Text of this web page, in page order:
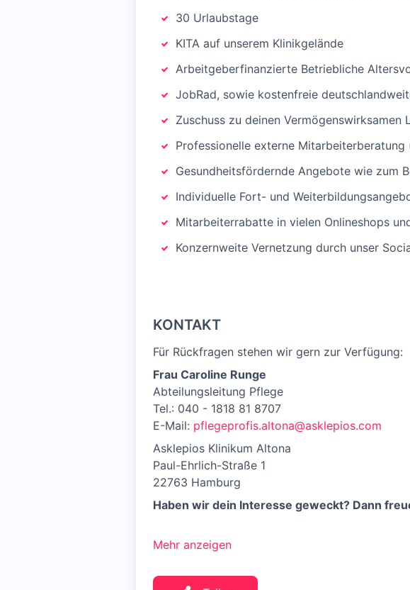
30 Urlaubstage
KITA auf unserem Klinikgelände
Arbeitgeberfinanzierte Betriebliche
JobRad, sowie kostenfreie
Zuschuss zu deinen Vermögenswirksamen
Professionelle externe Mitarbeiterberatung
Gesundheitsfördernde Angebote wie zum
Individuelle Fort- und
Mitarbeiterrabatte in vielen Onlineshops
Konzernweite Vernetzung durch unser
KONTAKT
Für Rückfragen stehen wir gern zur Verfügung:
Frau Caroline Runge
Abteilungsleitung Pflege
Tel.: 040 - 1818 81 8707
E-Mail: pflegeprofis.altona@asklepios.com
Asklepios Klinikum Altona
Paul-Ehrlich-Straße 1
22763 Hamburg
Haben wir dein Interesse geweckt? Dann
Mehr anzeigen